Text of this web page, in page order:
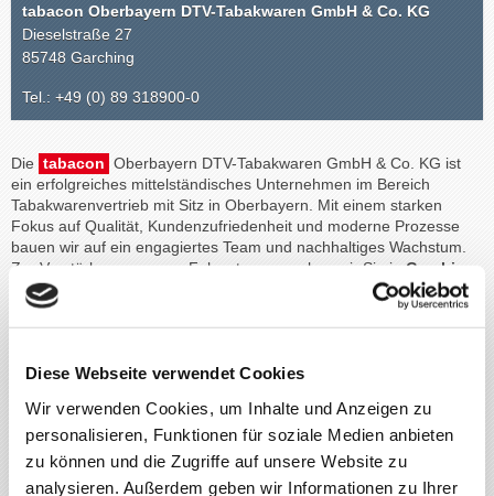
Diese Webseite verwendet Cookies
Wir verwenden Cookies, um Inhalte und Anzeigen zu
personalisieren, Funktionen für soziale Medien anbieten
zu können und die Zugriffe auf unsere Website zu
analysieren. Außerdem geben wir Informationen zu Ihrer
tabacon Oberbayern DTV-Tabakwaren GmbH & Co. KG
Dieselstraße 27
85748 Garching
Tel.: +49 (0) 89 318900-0
Die tabacon Oberbayern DTV-Tabakwaren GmbH & Co. KG ist
ein erfolgreiches mittelständisches Unternehmen im Bereich
Tabakwarenvertrieb mit Sitz in Oberbayern. Mit einem starken
Fokus auf Qualität, Kundenzufriedenheit und moderne Prozesse
bauen wir auf ein engagiertes Team und nachhaltiges Wachstum.
Zur Verstärkung unseres Fahrerteams suchen wir Sie in Garching
(München)
als engagiertenLKW-
Fahrer
(m/w/d) in Auslieferung (Nahverkehr) mit Talent und
Weitblick.
Aufgaben:
Auslieferung der vorab kommissionierten Waren
(Getränke/Tabak/Lebensmittel) im Stadtgebiet München,
Augsburg oder ganz Bayern